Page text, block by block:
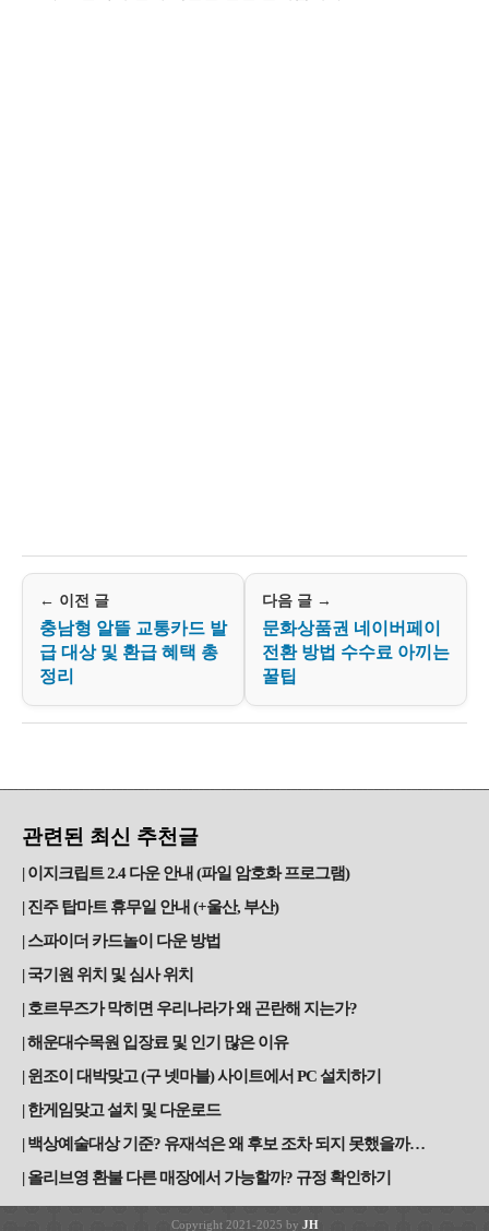
← 이전 글
충남형 알뜰 교통카드 발
급 대상 및 환급 혜택 총
정리
다음 글 →
문화상품권 네이버페이
전환 방법 수수료 아끼는
꿀팁
관련된 최신 추천글
이지크립트 2.4 다운 안내 (파일 암호화 프로그램)
진주 탑마트 휴무일 안내 (+울산, 부산)
스파이더 카드놀이 다운 방법
국기원 위치 및 심사 위치
호르무즈가 막히면 우리나라가 왜 곤란해 지는가?
해운대수목원 입장료 및 인기 많은 이유
윈조이 대박맞고 (구 넷마블) 사이트에서 PC 설치하기
한게임맞고 설치 및 다운로드
백상예술대상 기준? 유재석은 왜 후보 조차 되지 못했을까…
올리브영 환불 다른 매장에서 가능할까? 규정 확인하기
Copyright 2021-2025 by JH